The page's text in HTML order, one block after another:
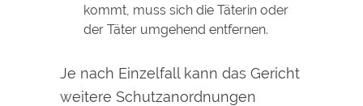
kommt, muss sich die Täterin oder
der Täter umgehend entfernen.
Je nach Einzelfall kann das Gericht
weitere Schutzanordnungen